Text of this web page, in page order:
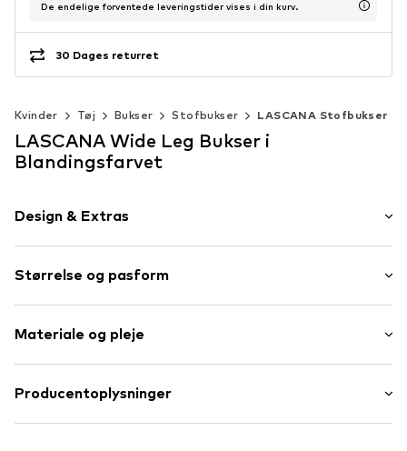
De endelige forventede leveringstider vises i din kurv.
30 Dages returret
Kvinder Tøj Bukser Stofbukser LASCANA Stofbukser
LASCANA Wide Leg Bukser i
Blandingsfarvet
Design & Extras
Elastisk bånd/søm
Sidelommer
All-Over-Mønster
Varenummer LAS2671001000001
Størrelse og pasform
Pasform: Wide Leg
taljehøjde: High Waist
Størrelsestabel
Materiale og pleje
Ydre materiale: 100% Viskose
Producentoplysninger